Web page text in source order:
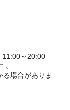
11:00～20:00
。
る場合がありま